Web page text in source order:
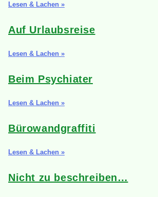
Lesen & Lachen »
Auf Urlaubsreise
Lesen & Lachen »
Beim Psychiater
Lesen & Lachen »
Bürowandgraffiti
Lesen & Lachen »
Nicht zu beschreiben…